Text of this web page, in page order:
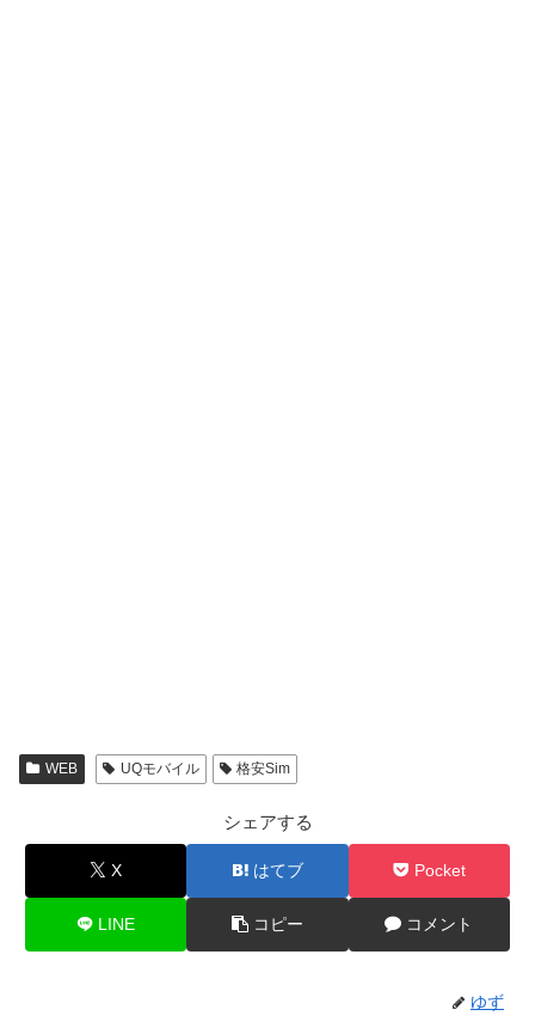
WEB UQモバイル 格安Sim
シェアする
X はてブ Pocket
LINE コピー コメント
ゆず